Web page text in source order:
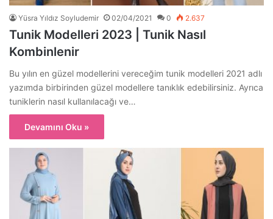
Yüsra Yıldız Soyludemir 02/04/2021 0 2.637
Tunik Modelleri 2023 | Tunik Nasıl
Kombinlenir
Bu yılın en güzel modellerini vereceğim tunik modelleri 2021 adlı
yazımda birbirinden güzel modellere tanıklık edebilirsiniz. Ayrıca
tuniklerin nasıl kullanılacağı ve…
Devamını Oku »